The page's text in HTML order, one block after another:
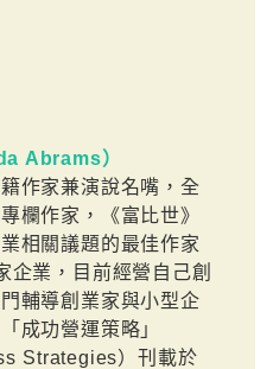
Abrams）
作家兼演說名嘴，全
欄作家，《富比世》
相關議題的最佳作家
企業，目前經營自己創
輔導創業家與小型企
成功營運策略」
Strategies）刊載於